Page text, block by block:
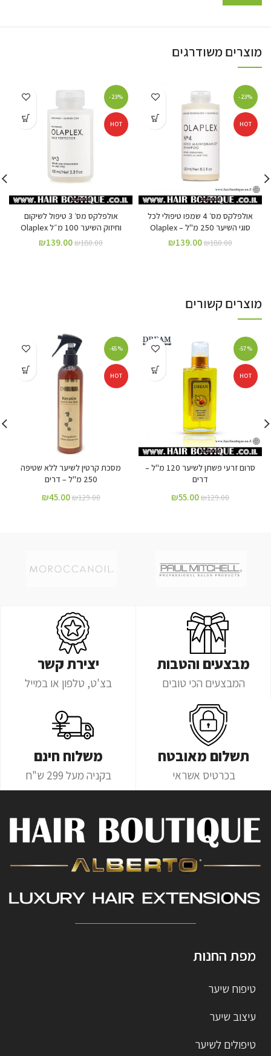
מוצרים משודרגים
-23%
HOT
אולפלקס מס׳ 4 שמפו טיפולי לכל
סוגי השיער 250 מ"ל – Olaplex
₪180.00
₪139.00
-23%
HOT
אולפלקס מס׳ 3 טיפול לשיקום
וחיזוק השיער 100 מ״ל Olaplex
₪180.00
₪139.00
מוצרים קשורים
-57%
HOT
סרום זרעי פשתן לשיער 120 מ"ל –
דרים
₪129.00
₪55.00
-65%
HOT
מסכת קרטין לשיער ללא שטיפה
250 מ"ל – דרים
₪129.00
₪45.00
מבצעים והטבות
המבצעים הכי טובים
יצירת קשר
בצ'ט, טלפון או במייל
תשלום מאובטח
בכרטיס אשראי
משלוח חינם
בקניה מעל 299 ש"ח
מפת החנות
טיפוח שיער
עיצוב שיער
טיפולים לשיער